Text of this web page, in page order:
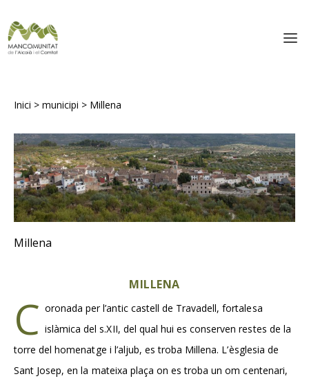
Inici > municipi > Millena
Millena
MILLENA
C oronada per l’antic castell de Travadell, fortalesa
islàmica del s.XII, del qual hui es conserven restes de la
torre del homenatge i l’aljub, es troba Millena. L’èsglesia de
Sant Josep, en la mateixa plaça on es troba un om centenari,